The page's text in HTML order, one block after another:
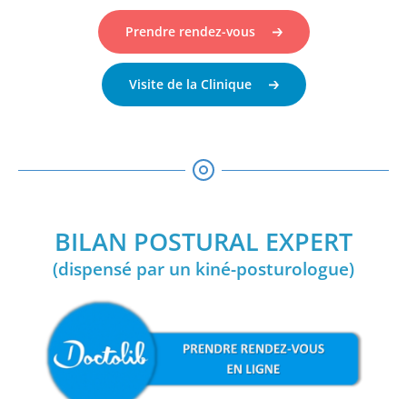
Prendre rendez-vous
Visite de la Clinique
BILAN POSTURAL EXPERT
(dispensé par un kiné-posturologue)